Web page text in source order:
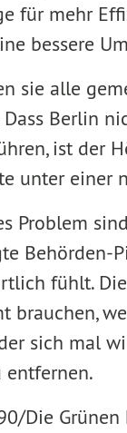
für mehr
bessere
sie alle
Dass Berlin
ist der
unter einer
Problem
Behörden-
fühlt.
brauchen,
sich mal
entfernen.
Die